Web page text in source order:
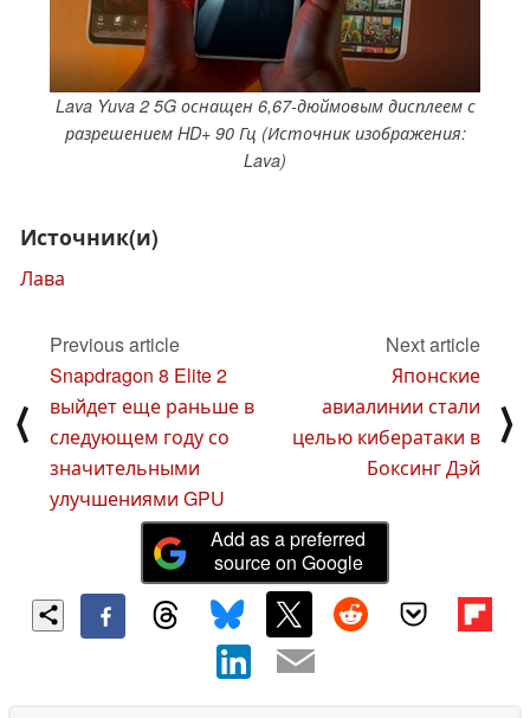
Lava Yuva 2 5G оснащен 6,67-дюймовым дисплеем с
разрешением HD+ 90 Гц (Источник изображения:
Lava)
Источник(и)
Лава
⟨
Previous article
Snapdragon 8 Elite 2
выйдет еще раньше в
следующем году со
значительными
улучшениями GPU
Next article
Японские
авиалинии стали
целью кибератаки в
Боксинг Дэй
⟩
Add as a preferred
source on Google